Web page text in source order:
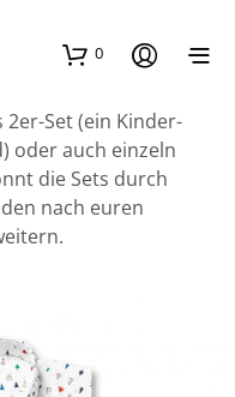
0
Set (ein Kinder-
oder auch einzeln
die Sets durch
nach euren